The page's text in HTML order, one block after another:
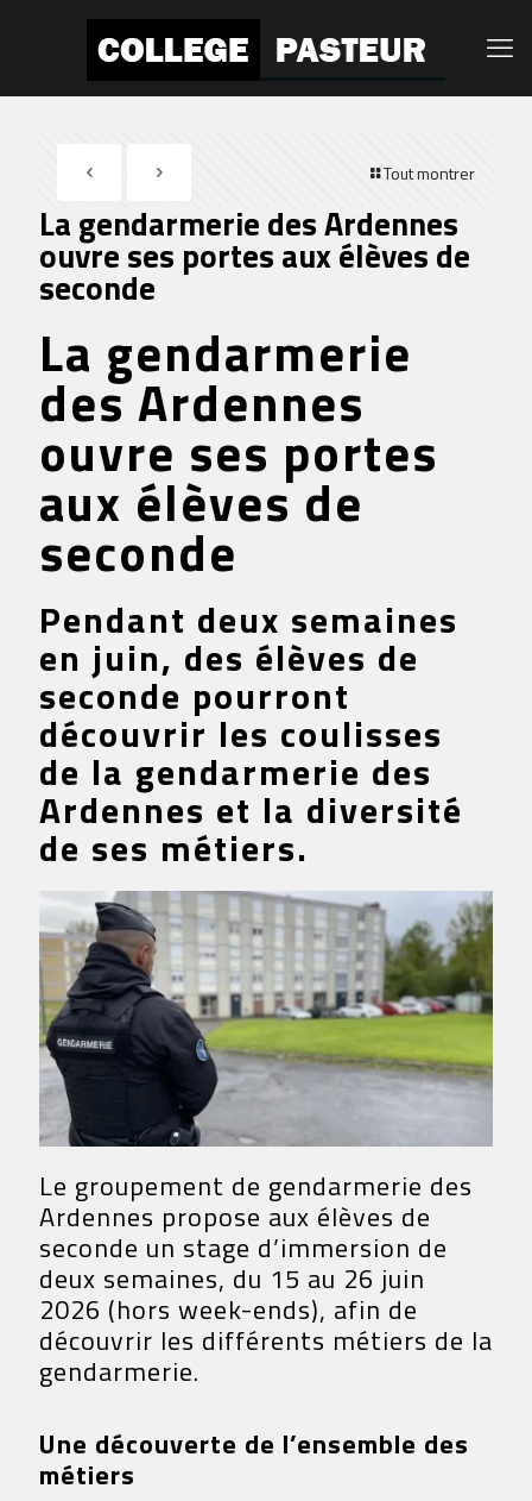
Tout montrer
La gendarmerie des Ardennes
ouvre ses portes aux élèves de
seconde
La gendarmerie
des Ardennes
ouvre ses portes
aux élèves de
seconde
Pendant deux semaines
en juin, des élèves de
seconde pourront
découvrir les coulisses
de la gendarmerie des
Ardennes et la diversité
de ses métiers.
Le groupement de gendarmerie des
Ardennes propose aux élèves de
seconde un stage d’immersion de
deux semaines, du 15 au 26 juin
2026 (hors week-ends), afin de
découvrir les différents métiers de la
gendarmerie.
Une découverte de l’ensemble des
métiers